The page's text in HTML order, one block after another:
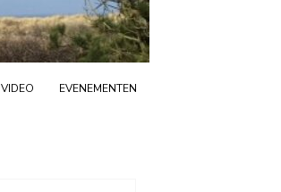
VIDEO
EVENEMENTEN